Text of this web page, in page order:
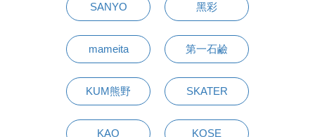
SANYO 黑彩
mameita 第一石鹼
KUM熊野 SKATER
KAO KOSE